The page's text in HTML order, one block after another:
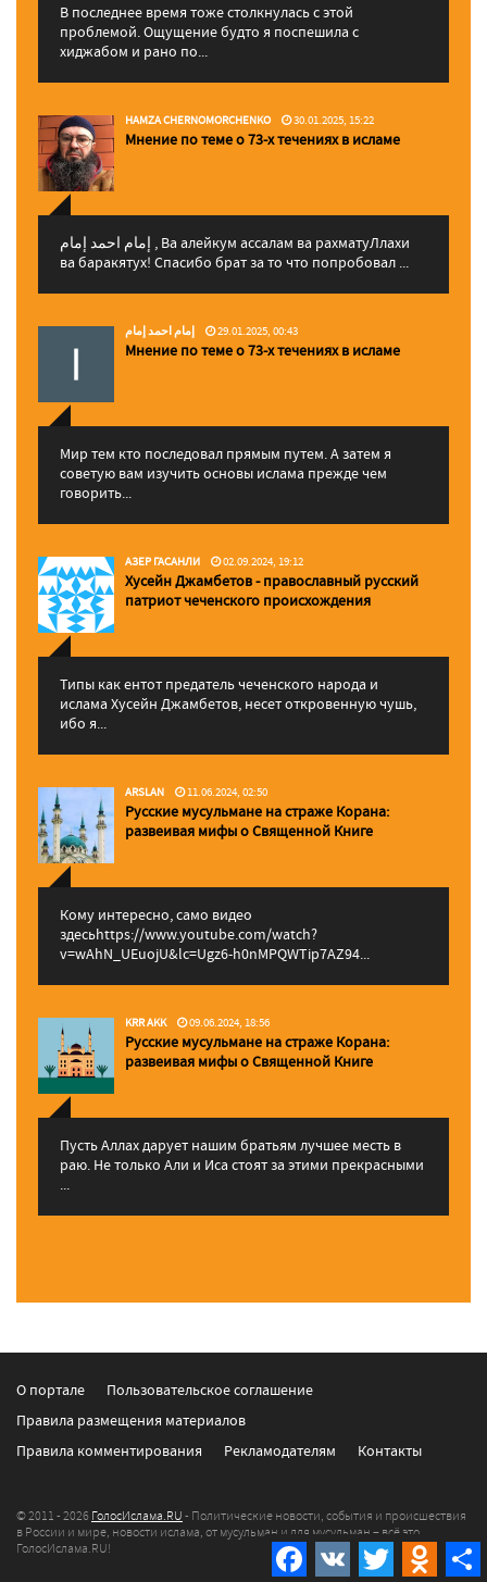
В последнее время тоже столкнулась с этой
проблемой. Ощущение будто я поспешила с
хиджабом и рано по...
HAMZA CHERNOMORCHENKO 30.01.2025, 15:22
Мнение по теме о 73-х течениях в исламе
إمام احمد إمام , Ва алейкум ассалам ва рахматуЛлахи
ва баракятух! Спасибо брат за то что попробовал ...
إمام احمد إمام 29.01.2025, 00:43
Мнение по теме о 73-х течениях в исламе
Мир тем кто последовал прямым путем. А затем я
советую вам изучить основы ислама прежде чем
говорить...
АЗЕР ГАСАНЛИ 02.09.2024, 19:12
Хусейн Джамбетов - православный русский
патриот чеченского происхождения
Типы как ентот предатель чеченского народа и
ислама Хусейн Джамбетов, несет откровенную чушь,
ибо я...
ARSLAN 11.06.2024, 02:50
Русские мусульмане на страже Корана:
pазвеивая мифы о Священной Книге
Кому интересно, само видео
здесьhttps://www.youtube.com/watch?
v=wAhN_UEuojU&lc=Ugz6-h0nMPQWTip7AZ94...
KRR AKK 09.06.2024, 18:56
Русские мусульмане на страже Корана:
pазвеивая мифы о Священной Книге
Пусть Аллах дарует нашим братьям лучшее месть в
раю. Не только Али и Иса стоят за этими прекрасными
...
Facebook
VK Twitter
О портале
Пользовательское соглашение
Правила размещения материалов
Правила комментирования
Рекламодателям Контакты
© 2011 - 2026 ГолосИслама.RU - Политические новости, события и происшествия
в России и мире, новости ислама, от мусульман и для мусульман – всё это
ГолосИслама.RU!